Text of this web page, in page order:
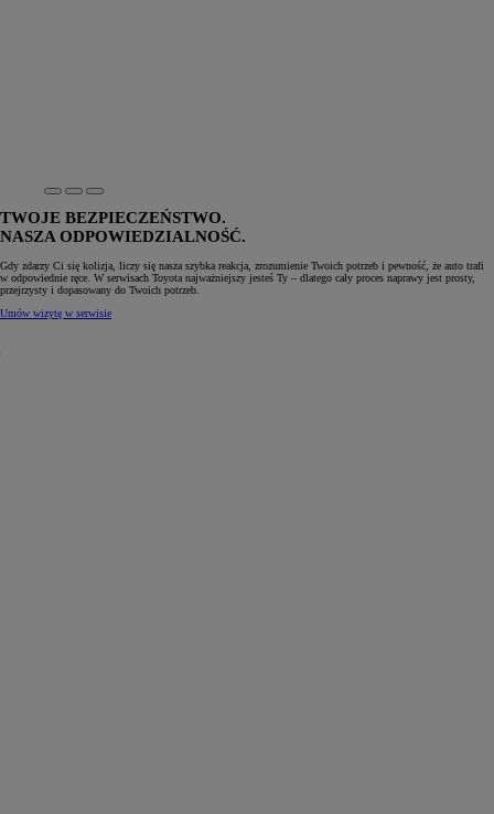
TWOJE BEZPIECZEŃSTWO.
NASZA ODPOWIEDZIALNOŚĆ.
Gdy zdarzy Ci się kolizja, liczy się nasza szybka reakcja, zrozumienie Twoich potrzeb i pewność, że auto trafi
w odpowiednie ręce. W serwisach Toyota najważniejszy jesteś Ty – dlatego cały proces naprawy jest prosty,
przejrzysty i dopasowany do Twoich potrzeb.
Umów wizytę w serwisie